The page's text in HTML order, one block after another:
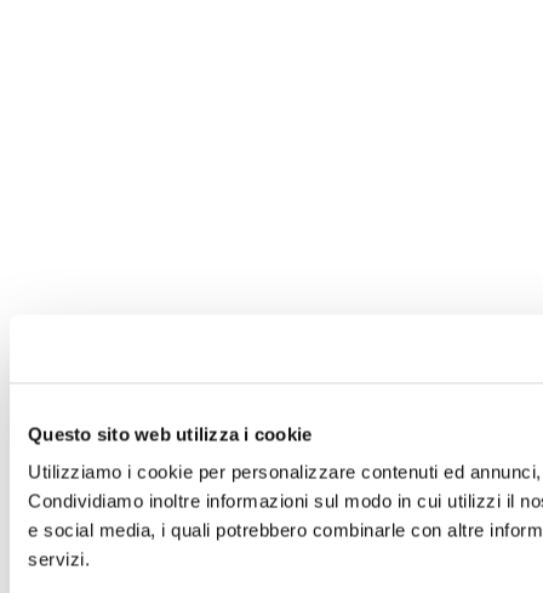
Questo sito web utilizza i cookie
Utilizziamo i cookie per personalizzare contenuti ed
Condividiamo inoltre informazioni sul modo in cui utilizzi il
e social media, i quali potrebbero combinarle con altre
servizi.